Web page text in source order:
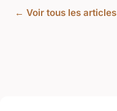
← Voir tous les